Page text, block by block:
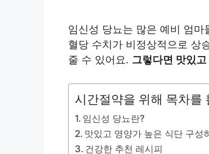
임신성 당뇨는 많은 예비 엄
혈당 수치가 비정상적으로 상
줄 수 있어요. 그렇다면 맛있
시간절약을 위해 목차를
임신성 당뇨란?
맛있고 영양가 높은 식단 구성
건강한 추천 레시피